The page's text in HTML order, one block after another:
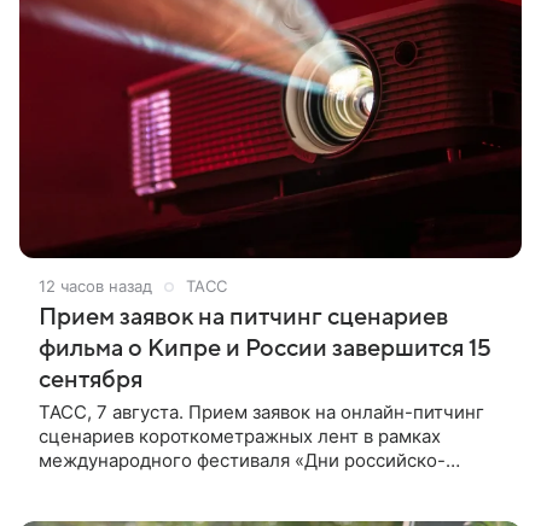
12 часов назад ТАСС
Прием заявок на питчинг сценариев
фильма о Кипре и России завершится 15
сентября
ТАСС, 7 августа. Прием заявок на онлайн-питчинг
сценариев короткометражных лент в рамках
международного фестиваля «Дни российско-